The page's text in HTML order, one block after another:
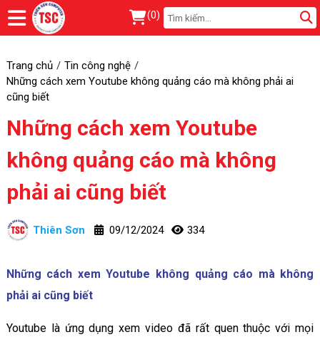
(0)
Trang chủ
Tin công nghệ
Những cách xem Youtube không quảng cáo mà không phải ai
cũng biết
Những cách xem Youtube
không quảng cáo mà không
phải ai cũng biết
Thiên Sơn 09/12/2024 334
Những cách xem Youtube không quảng cáo mà không
phải ai cũng biết
Youtube là ứng dụng xem video đã rất quen thuộc với mọi